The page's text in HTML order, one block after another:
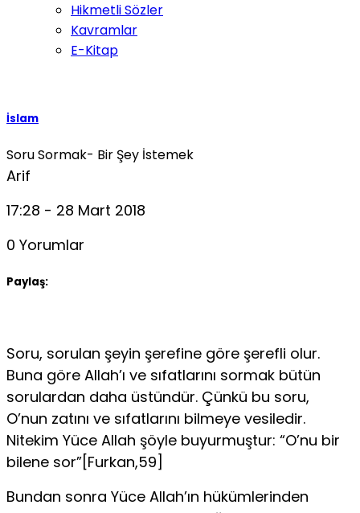
Hikmetli Sözler
Kavramlar
E-Kitap
İslam
Soru Sormak- Bir Şey İstemek
Arif
17:28 - 28 Mart 2018
0 Yorumlar
Paylaş:
Soru, sorulan şeyin şerefine göre şerefli olur.
Buna göre Allah’ı ve sıfatla­rını sormak bütün
sorulardan daha üstündür. Çünkü bu soru,
O’nun zatını ve sıfatlarını bilmeye vesiledir.
Nitekim Yüce Allah şöyle buyurmuştur: “O’nu bir
bilene sor”[Furkan,59]
Bundan sonra Yüce Allah’ın hükümlerinden